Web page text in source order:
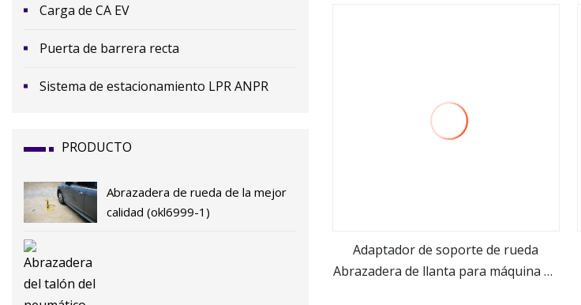
Carga de CA EV
Puerta de barrera recta
Sistema de estacionamiento LPR ANPR
PRODUCTO
Abrazadera de rueda de la mejor
calidad (okl6999-1)
ver más
Adaptador de soporte de rueda
Abrazadera de llanta para máquina de